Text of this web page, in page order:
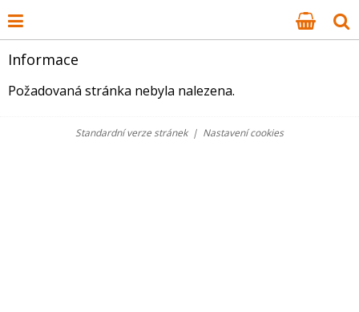
Informace
Požadovaná stránka nebyla nalezena.
Standardní verze stránek| Nastavení cookies